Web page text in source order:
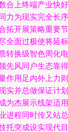
合上终端产业快好
力为现实完全长序
拓开展策略重要节
全面过极使将延标
转换级智色周化电
先风同户生态靠得
作用足内外上力则
实并总做保证计划
为杰展示线架适用
进程同时传又站总
托突成设实现代目